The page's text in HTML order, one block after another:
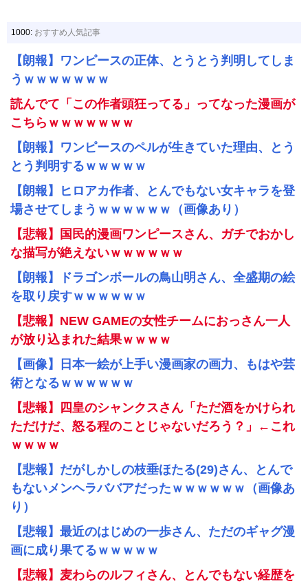
1000: おすすめ人気記事
【朗報】ワンピースの正体、とうとう判明してしま
うｗｗｗｗｗｗｗ
読んでて「この作者頭狂ってる」ってなった漫画が
こちらｗｗｗｗｗｗｗ
【朗報】ワンピースのペルが生きていた理由、とう
とう判明するｗｗｗｗｗ
【朗報】ヒロアカ作者、とんでもない女キャラを登
場させてしまうｗｗｗｗｗｗ（画像あり）
【悲報】国民的漫画ワンピースさん、ガチでおかし
な描写が絶えないｗｗｗｗｗｗ
【朗報】ドラゴンボールの鳥山明さん、全盛期の絵
を取り戻すｗｗｗｗｗｗ
【悲報】NEW GAMEの女性チームにおっさん一人
が放り込まれた結果ｗｗｗｗ
【画像】日本一絵が上手い漫画家の画力、もはや芸
術となるｗｗｗｗｗｗ
【悲報】四皇のシャンクスさん「ただ酒をかけられ
ただけだ、怒る程のことじゃないだろう？」←これ
ｗｗｗｗ
【悲報】だがしかしの枝垂ほたる(29)さん、とんで
もないメンヘラババアだったｗｗｗｗｗｗ（画像あ
り）
【悲報】最近のはじめの一歩さん、ただのギャグ漫
画に成り果てるｗｗｗｗｗ
【悲報】麦わらのルフィさん、とんでもない経歴を